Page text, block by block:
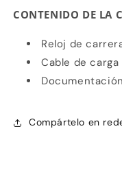
CONTENIDO DE LA
Reloj de
Cable de
Documentación
Compártelo en